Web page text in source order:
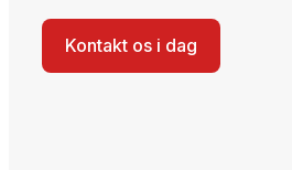
Kontakt os i dag